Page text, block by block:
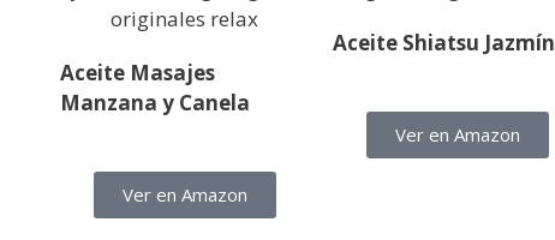
Aceite Masajes
Manzana y Canela
Ver en Amazon
Aceite Shiatsu Jazmín
Ver en Amazon